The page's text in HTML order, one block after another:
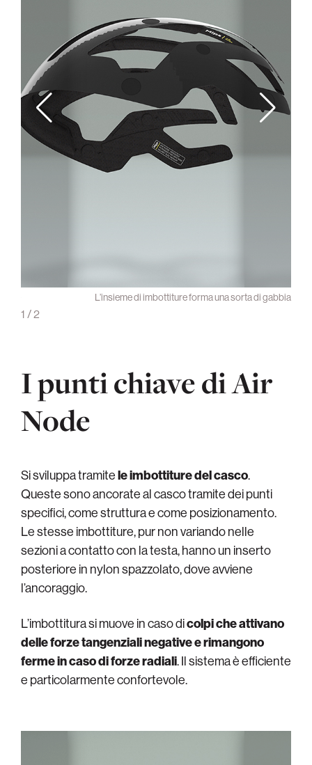
L’insieme di imbottiture forma una sorta di gabbia
1 /2
I punti chiave di Air
Node
Si sviluppa tramitele imbottiture del casco.
Queste sono ancorate al casco tramite dei punti
specifici, come struttura e come posizionamento.
Le stesse imbottiture, pur non variando nelle
sezioni a contatto con la testa, hanno un inserto
posteriore in nylon spazzolato, dove avviene
l’ancoraggio.
L’imbottitura si muove in caso dicolpi che attivano
delle forze tangenziali negative e rimangono
ferme in caso di forze radiali. Il sistema è efficiente
e particolarmente confortevole.